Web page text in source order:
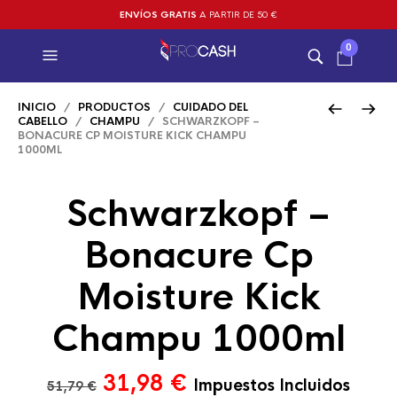
ENVÍOS GRATIS A PARTIR DE 50 €
0
INICIO / PRODUCTOS / CUIDADO DEL
CABELLO / CHAMPU / SCHWARZKOPF –
BONACURE CP MOISTURE KICK CHAMPU
1000ML
Schwarzkopf –
Bonacure Cp
Moisture Kick
Champu 1000ml
51,79€ El
31,98 € ElImpuestos Incluidos